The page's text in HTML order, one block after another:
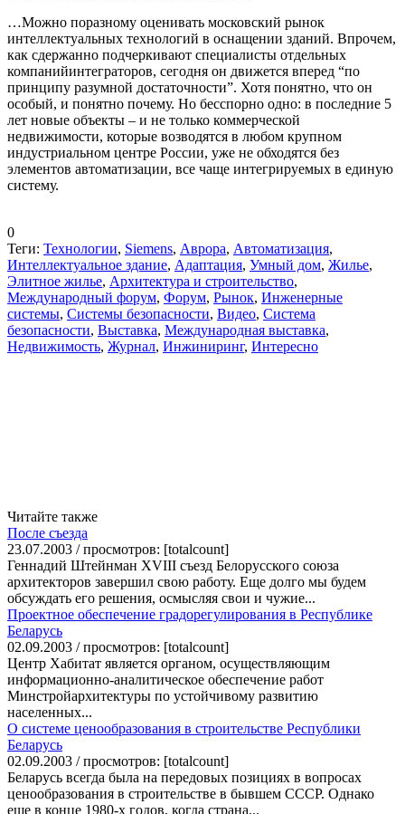
…Можно по­разному оценивать московский рынок
интеллектуальных технологий в оснащении зданий. Впрочем,
как сдержанно подчеркивают специалисты отдельных
компаний­интеграторов, сегодня он движется вперед “по
принципу разумной достаточности”. Хотя понятно, что он
особый, и понятно почему. Но бесспорно одно: в последние 5
лет новые объекты – и не только коммерческой
недвижимости, которые возводятся в любом крупном
индустриальном центре России, уже не обходятся без
элементов автоматизации, все чаще интегрируемых в единую
систему.
0
Теги: Технологии, Siemens, Аврора, Автоматизация,
Интеллектуальное здание, Адаптация, Умный дом, Жилье,
Элитное жилье, Архитектура и строительство,
Международный форум, Форум, Рынок, Инженерные
системы, Системы безопасности, Видео, Система
безопасности, Выставка, Международная выставка,
Недвижимость, Журнал, Инжиниринг, Интересно
Читайте также
После съезда
23.07.2003 / просмотров: [totalcount]
Геннадий Штейнман XVIII съезд Белорусского союза
архитекторов завершил свою работу. Еще долго мы будем
обсуждать его решения, осмысляя свои и чужие...
Проектное обеспечение градорегулирования в Республике
Беларусь
02.09.2003 / просмотров: [totalcount]
Центр Хабитат является органом, осуществляющим
информационно-аналитическое обеспечение работ
Минстройархитектуры по устойчивому развитию
населенных...
О системе ценообразования в строительстве Республики
Беларусь
02.09.2003 / просмотров: [totalcount]
Беларусь всегда была на передовых позициях в вопросах
ценообразования в строительстве в бывшем СССР. Однако
еще в конце 1980-х годов, когда страна...